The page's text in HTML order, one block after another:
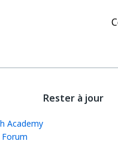
Academy
Rester à jour